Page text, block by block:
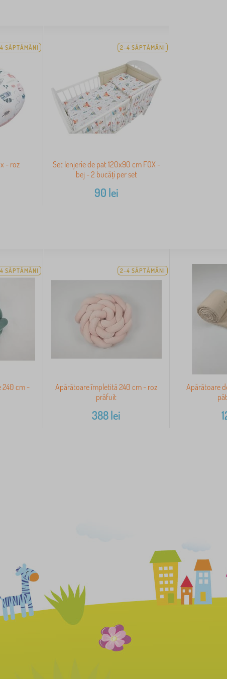
SĂPTĂMÂNI
- roz
2-4 SĂPTĂMÂNI
Set lenjerie de pat 120x90 cm FOX -
bej - 2 bucăți per set
90 lei
SĂPTĂMÂNI
240 cm -
2-4 SĂPTĂMÂNI
Apărătoare împletită 240 cm - roz
prăfuit
388lei
Apărătoare